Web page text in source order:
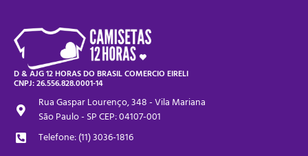
D & AJG 12 HORAS DO BRASIL COMERCIO EIRELI
CNPJ: 26.556.828.0001-14
Rua Gaspar Lourenço, 348 - Vila Mariana
São Paulo - SP CEP: 04107-001
Telefone: (11) 3036-1816